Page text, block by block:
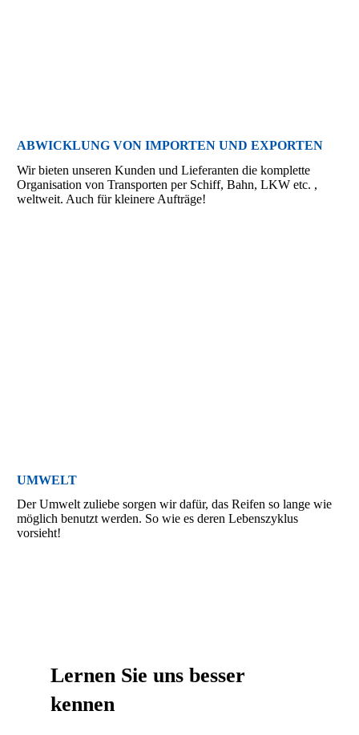
ABWICKLUNG VON IMPORTEN UND EXPORTEN
Wir bieten unseren Kunden und Lieferanten die komplette
Organisation von Transporten per Schiff, Bahn, LKW etc. ,
weltweit. Auch für kleinere Aufträge!
UMWELT
Der Umwelt zuliebe sorgen wir dafür, das Reifen so lange wie
möglich benutzt werden. So wie es deren Lebenszyklus
vorsieht!
Lernen Sie uns besser
kennen